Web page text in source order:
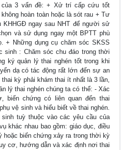
của 3 vấn đề: + Xử trí cấp cứu tốt
hoàn toàn hoặc là sót rau + Tư
KHHGĐ ngay sau NHT để người sử
và sử dụng ngay một BPTT phù
+ Những dụng cụ chăm sóc SKSS
sinh : Chăm sóc chu đáo trong thời
ký quản lý thai nghén tốt trong khi
dạ có tác động rất lớn đến sự an
kỳ phải khám thai ít nhất là 3 lần,
lý thai nghén chúng ta có thể: - Xác
biến chứng có liên quan đến thai
vệ sinh và hiểu biết về thai nghén.
tuỳ thuộc vào các yêu cầu của
khác nhau bao gồm: giáo dục, điều
hoặc biến chứng xảy ra trong thời kỳ
cơ, hướng dẫn và xác định nơi thai